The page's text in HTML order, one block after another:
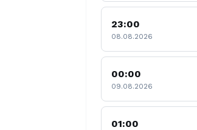
23:00
08.08.2026
00:00
09.08.2026
01:00